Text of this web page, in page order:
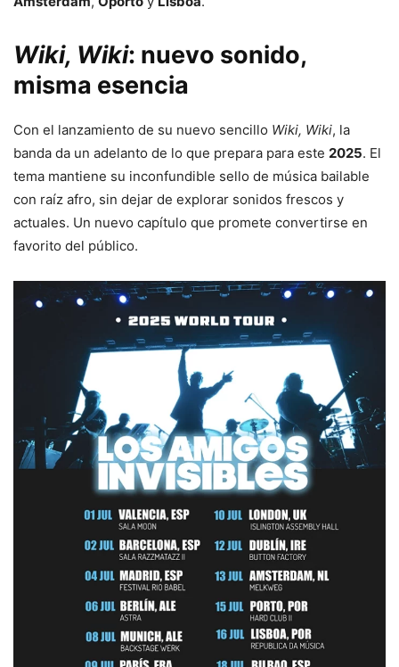
Wiki, Wiki: nuevo sonido,
misma esencia
Con el lanzamiento de su nuevo sencillo Wiki, Wiki, la
banda da un adelanto de lo que prepara para este 2025. El
tema mantiene su inconfundible sello de música bailable
con raíz afro, sin dejar de explorar sonidos frescos y
actuales. Un nuevo capítulo que promete convertirse en
favorito del público.